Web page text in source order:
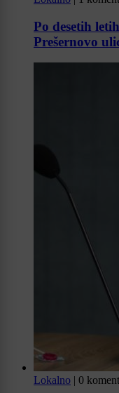
Po desetih
Prešernovo
Lokalno | 0